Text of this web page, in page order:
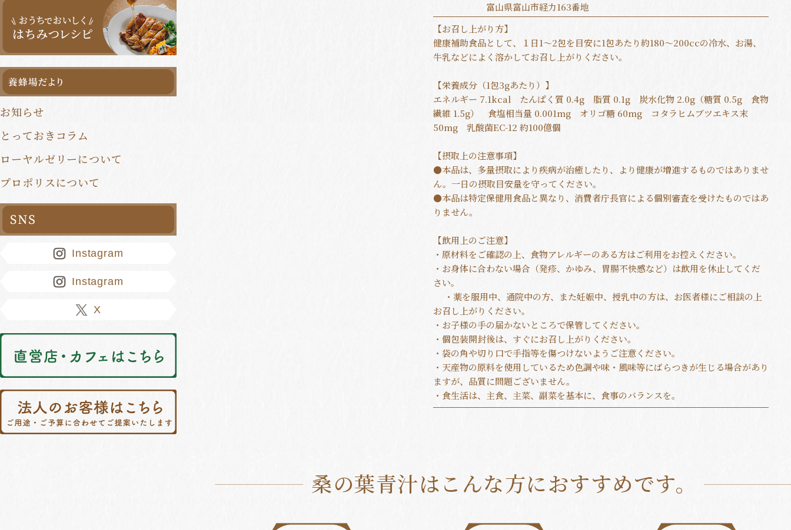
お知らせ
とっておきコラム
ローヤルゼリーについて
プロポリスについて
Instagram
Instagram
X
富山県富山市経力163番地
【お召し上がり方】
健康補助食品として、１日1～2包を目安に1包あたり約180～200ccの冷水、お湯、
牛乳などによく溶かしてお召し上がりください。
【栄養成分（1包3gあたり）】
エネルギー 7.1kcal たんぱく質 0.4g 脂質 0.1g 炭水化物 2.0g（糖質 0.5g 食物
繊維 1.5g） 食塩相当量 0.001mg オリゴ糖 60mg コタラヒムブツエキス末
50mg 乳酸菌EC-12 約100億個
【摂取上の注意事項】
●本品は、多量摂取により疾病が治癒したり、より健康が増進するものではありませ
ん。一日の摂取目安量を守ってください。
●本品は特定保健用食品と異なり、消費者庁長官による個別審査を受けたものではあ
りません。
【飲用上のご注意】
・原材料をご確認の上、食物アレルギーのある方はご利用をお控えください。
・お身体に合わない場合（発疹、かゆみ、胃腸不快感など）は飲用を休止してくだ
さい。
・薬を服用中、通院中の方、また妊娠中、授乳中の方は、お医者様にご相談の上
お召し上がりください。
・お子様の手の届かないところで保管してください。
・個包装開封後は、すぐにお召し上がりください。
・袋の角や切り口で手指等を傷つけないようご注意ください。
・天産物の原料を使用しているため色調や味・風味等にばらつきが生じる場合があり
ますが、品質に問題ございません。
・食生活は、主食、主菜、副菜を基本に、食事のバランスを。
桑の葉青汁はこんな方におすすめです。